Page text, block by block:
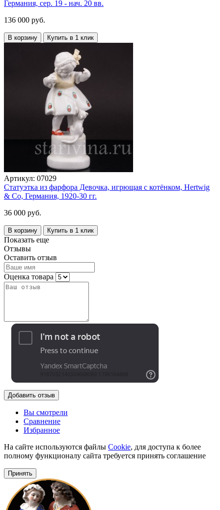
Германия, сер. 19 - нач. 20 вв.
136 000 руб.
В корзину Купить в 1 клик
Артикул: 07029
Статуэтка из фарфора Девочка, игрющая с котёнком, Hertwig
& Co, Германия, 1920-30 гг.
36 000 руб.
В корзину Купить в 1 клик
Показать еще
Отзывы
Оставить отзыв
Оценка товара
Добавить отзыв
Вы смотрели
Сравнение
Избранное
На сайте используются файлы Cookie, для доступа к более
полному функционалу сайта требуется принять соглашение
Принять